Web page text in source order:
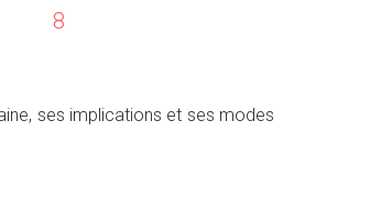
8
ses implications et ses modes